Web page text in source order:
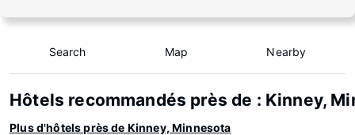
Search Map Nearby
Hôtels recommandés près de : Kinney,
Plus d'hôtels près de Kinney, Minnesota